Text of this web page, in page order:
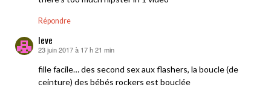
Répondre
leve
dit :
23 juin 2017 à 17 h 21 min
fille facile… des second sex aux flashers, la boucle (de
ceinture) des bébés rockers est bouclée